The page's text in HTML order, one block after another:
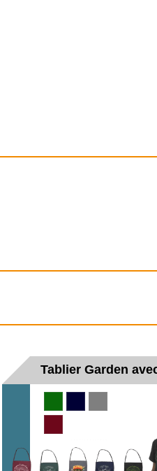
Tablier Garden